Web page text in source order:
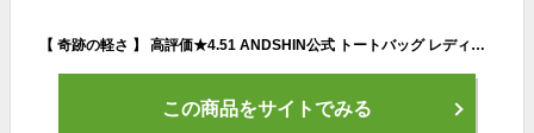
【 奇跡の軽さ 】 高評価★4.51 ANDSHIN公式 トートバッグ レディース 大きめ 通勤 軽い 通勤バッグ a4 b4 ブランド アンドシン 大きめ ビジネス 大容量 軽量 ファスナー付き かばん 軽いかばん ブランド 自立 通勤 ビジネスバッグ 仕事用
この商品をサイトでみる